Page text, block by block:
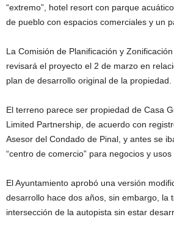
“extremo”, hotel resort con parque
de pueblo con espacios comerciales y un
La Comisión de Planificación y
revisará el proyecto el 2 de marzo en
plan de desarrollo original de la propiedad.
El terreno parece ser propiedad de Casa
Limited Partnership, de acuerdo con
Asesor del Condado de Pinal, y antes se
“centro de comercio” para negocios y usos
El Ayuntamiento aprobó una versión
desarrollo hace dos años, sin embargo, la
intersección de la autopista sin estar